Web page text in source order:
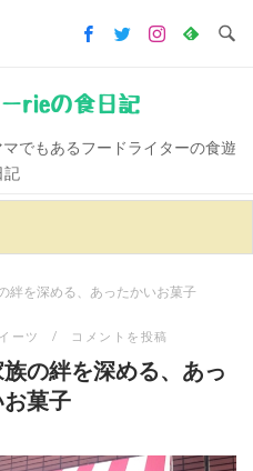
rieの食日記
でもあるフードライターの食遊
記
絆を深める、あったかいお菓子
ーツ コメントを投稿
族の絆を深める、あっ
菓子